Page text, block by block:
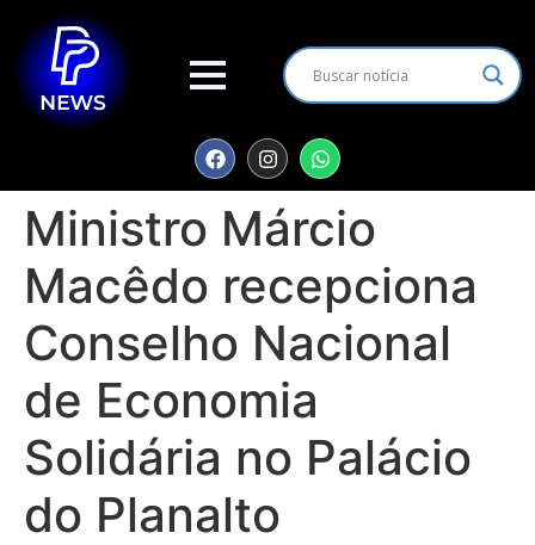
Ministro Márcio
Macêdo recepciona
Conselho Nacional
de Economia
Solidária no Palácio
do Planalto